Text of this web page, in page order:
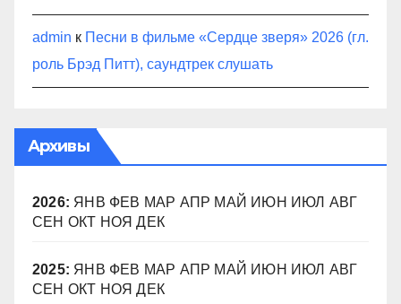
admin к Песни в фильме «Сердце зверя» 2026 (гл.
роль Брэд Питт), саундтрек слушать
Архивы
2026: ЯНВ ФЕВ МАР АПР МАЙ ИЮН ИЮЛ АВГ
СЕН ОКТ НОЯ ДЕК
2025: ЯНВ ФЕВ МАР АПР МАЙ ИЮН ИЮЛ АВГ
СЕН ОКТ НОЯ ДЕК